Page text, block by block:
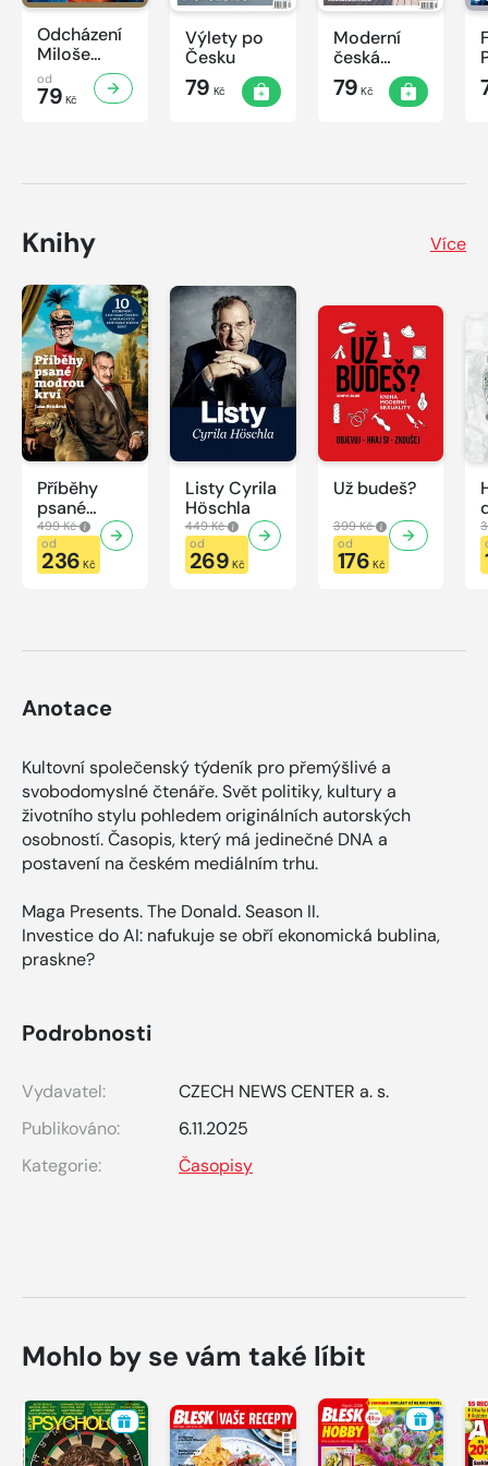
Odcházení
Miloše
Zemana
od
79 Kč
Výlety po
Česku
79 Kč
Moderní
česká
architektura
79 Kč
Knihy Více
Příběhy
psané
modrou
krví
499 Kč
od
236 Kč
Listy Cyrila
Höschla
449 Kč
od
269 Kč
Už budeš?
399 Kč
od
176 Kč
Anotace
Kultovní společenský týdeník pro přemýšlivé a
svobodomyslné čtenáře. Svět politiky, kultury a
životního stylu pohledem originálních autorských
osobností. Časopis, který má jedinečné DNA a
postavení na českém mediálním trhu.
Maga Presents. The Donald. Season II.
Investice do AI: nafukuje se obří ekonomická bublina,
praskne?
Podrobnosti
Vydavatel:
CZECH NEWS CENTER a. s.
Publikováno:
6.11.2025
Kategorie:
Časopisy
Mohlo by se vám také líbit